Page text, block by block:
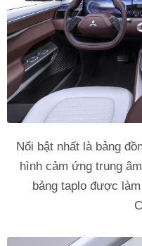
Nổi bật nhất là bảng
hình cảm ứng trung
bảng taplo được